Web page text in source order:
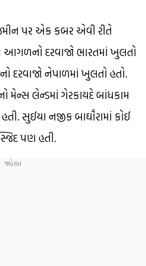
પર એક કબર એવી રીતે
દરવાજો ભારતમાં ખુલતો
દરવાજો નેપાળમાં ખુલતો હતો.
મેન્સ લેન્ડમાં ગેરકાયદે બાંધકામ
સુઈયા નજીક બાઘૌરામાં કોઈ
પણ હતી.